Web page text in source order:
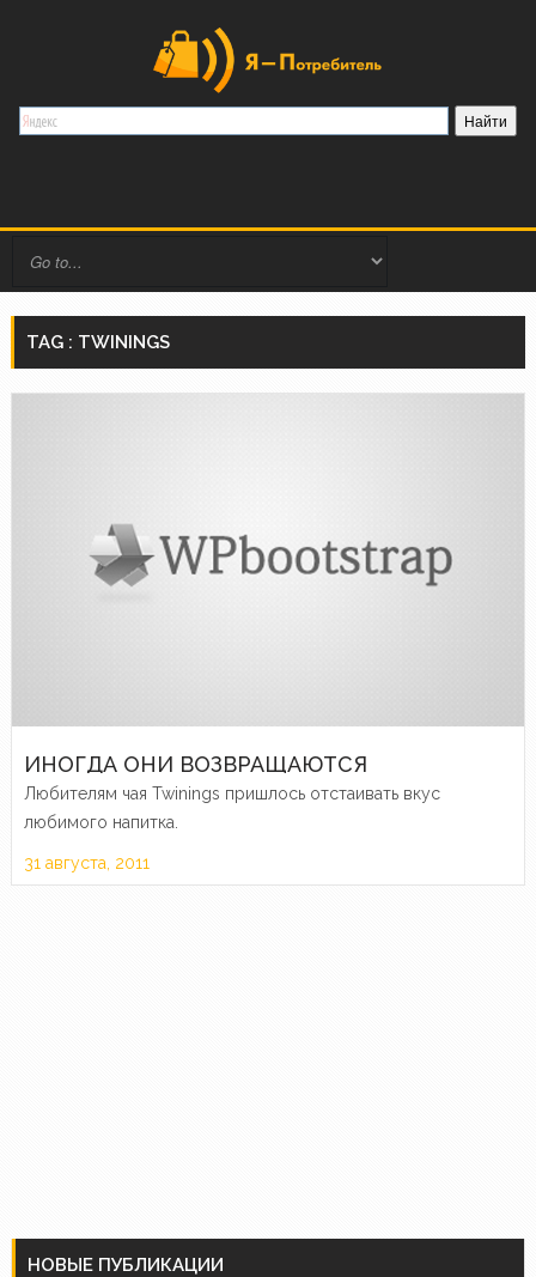
TAG : TWININGS
ИНОГДА ОНИ ВОЗВРАЩАЮТСЯ
Любителям чая Twinings пришлось отстаивать вкус
любимого напитка.
31 августа, 2011
НОВЫЕ ПУБЛИКАЦИИ